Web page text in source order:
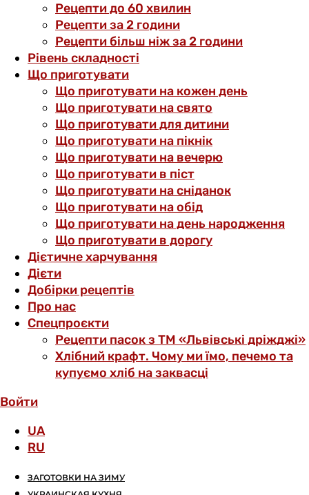
Рецепти до 60 хвилин
Рецепти за 2 години
Рецепти більш ніж за 2 години
Рівень складності
Що приготувати
Що приготувати на кожен день
Що приготувати на свято
Що приготувати для дитини
Що приготувати на пікнік
Що приготувати на вечерю
Що приготувати в піст
Що приготувати на сніданок
Що приготувати на обід
Що приготувати на день народження
Що приготувати в дорогу
Дієтичне харчування
Дієти
Добірки рецептів
Про нас
Спецпроєкти
Рецепти пасок з ТМ «Львівські дріжджі»
Хлібний крафт. Чому ми їмо, печемо та
купуємо хліб на заквасці
Войти
UA
RU
ЗАГОТОВКИ НА ЗИМУ